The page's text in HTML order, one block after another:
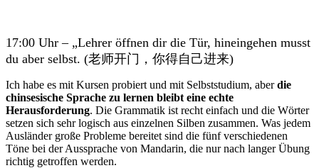
17:00 Uhr – „Lehrer öffnen dir die Tür, hineingehen musst
du aber selbst. (老师开门，你得自己进来)
Ich habe es mit Kursen probiert und mit Selbststudium, aberdie
chinsesische Sprache zu lernen bleibt eine echte
Herausforderung. Die Grammatik ist recht einfach und die Wörter
setzen sich sehr logisch aus einzelnen Silben zusammen. Was jedem
Ausländer große Probleme bereitet sind die fünf verschiedenen
Töne bei der Aussprache von Mandarin, die nur nach langer Übung
richtig getroffen werden.